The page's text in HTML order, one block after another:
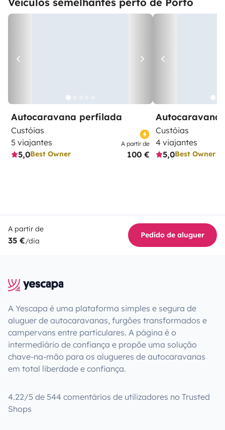
Autocaravana perfilada
Custóias
5 viajantes
5,0Best Owner
A partir de
100 €
Custóias
4 viajantes
5,0Best Owner
A partir de
35 €/dia
Pedido de aluguer
A Yescapa é uma plataforma simples e segura de
aluguer de autocaravanas, furgões transformados e
campervans entre particulares. A página é o
intermediário de confiança e propõe uma solução
chave-na-mão para os alugueres de autocaravanas
em total liberdade e confiança.
4.22/5 de 544 comentários de utilizadores no Trusted
Shops